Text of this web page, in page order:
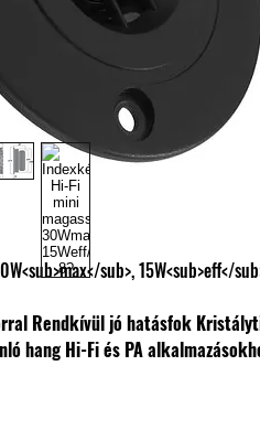
sub>, 15W<sub>eff</
Rendkívül jó hatásfok
hang Hi-Fi és PA